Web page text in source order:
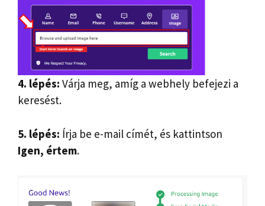
4. lépés: Várja meg, amíg a webhely befejezi a
keresést.
5. lépés: Írja be e-mail címét, és kattintson
Igen, értem.